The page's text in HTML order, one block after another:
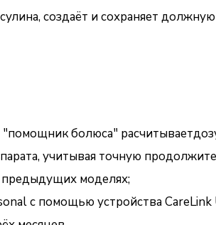
создаёт и сохраняет
болюса"
учитывая точную
предыдущих моделях;
с помощью устройства CareLink